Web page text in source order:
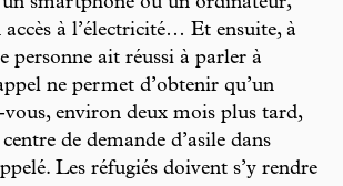
à l’électricité… Et ensuite, à
personne ait réussi à parler à
ne permet d’obtenir qu’un
environ deux mois plus tard,
de demande d’asile dans
Les réfugiés doivent s’y rendre